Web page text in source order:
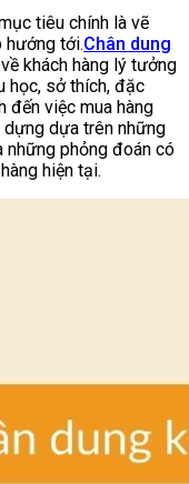
tiêu chính là vẽ
hướng tới.Chân dung
khách hàng lý tưởng
học, sở thích, đặc
đến việc mua hàng
dựa trên những
phỏng đoán có
hiện tại.